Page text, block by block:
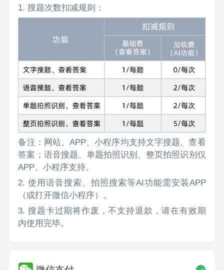
1. 搜题次数扣减规则：
备注：网站、APP、小程序均支持文字搜题、查看
答案；语音搜题、单题拍照识别、整页拍照识别仅
APP、小程序支持。
2. 使用语音搜索、拍照搜索等AI功能需安装APP
（或打开微信小程序）。
3. 搜题卡过期将作废，不支持退款，请在有效期
内使用完毕。